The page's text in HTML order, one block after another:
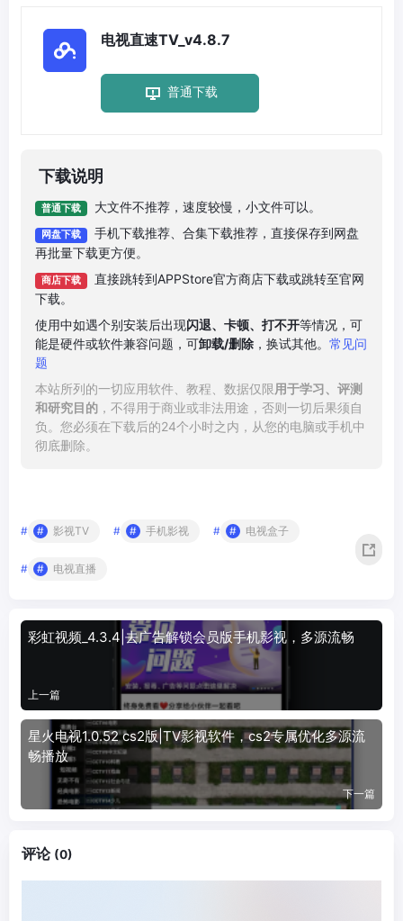
电视直速TV_v4.8.7
普通下载
下载说明
普通下载 大文件不推荐，速度较慢，小文件可以。
网盘下载
手机下载推荐、合集下载推荐，直接保存到网盘
再批量下载更方便。
商店下载
直接跳转到APPStore官方商店下载或跳转至官网
下载。
使用中如遇个别安装后出现闪退、卡顿、打不开等情况，可
能是硬件或软件兼容问题，可卸载/删除 ，换试其他。 常见问
题
本站所列的一切应用软件、教程、数据仅限 用于学习、评测
和研究目的 ，不得用于商业或非法用途，否则一切后果须自
负。您必须在下载后的24个小时之内，从您的电脑或手机中
彻底删除。
# 影视TV # 手机影视 # 电视盒子
# 电视直播
彩虹视频_4.3.4|去广告解锁会员版手机影视，多源流畅
上一篇
星火电视1.0.52 cs2版|TV影视软件，cs2专属优化多源流
畅播放
下一篇
评论 (0)